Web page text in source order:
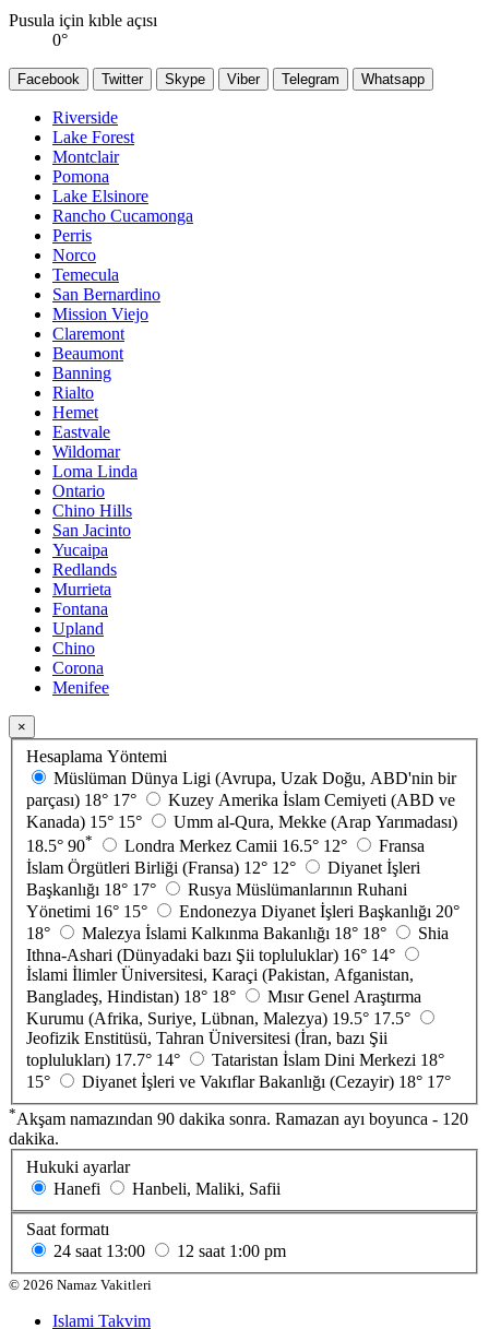
Pusula için kıble açısı
0°
Facebook Twitter Skype Viber Telegram Whatsapp
Riverside
Lake Forest
Montclair
Pomona
Lake Elsinore
Rancho Cucamonga
Perris
Norco
Temecula
San Bernardino
Mission Viejo
Claremont
Beaumont
Banning
Rialto
Hemet
Eastvale
Wildomar
Loma Linda
Ontario
Chino Hills
San Jacinto
Yucaipa
Redlands
Murrieta
Fontana
Upland
Chino
Corona
Menifee
×
Hesaplama Yöntemi
Müslüman Dünya Ligi (Avrupa, Uzak Doğu, ABD'nin bir
parçası) 18° 17°
Kuzey Amerika İslam Cemiyeti (ABD ve
Kanada) 15° 15°
Umm al-Qura, Mekke (Arap Yarımadası)
18.5° 90* Londra Merkez Camii 16.5° 12°
Fransa
İslam Örgütleri Birliği (Fransa) 12° 12°
Diyanet İşleri
Başkanlığı 18° 17°
Rusya Müslümanlarının Ruhani
Yönetimi 16° 15° Endonezya Diyanet İşleri Başkanlığı 20°
18°
Malezya İslami Kalkınma Bakanlığı 18° 18°
Shia
Ithna-Ashari (Dünyadaki bazı Şii topluluklar) 16° 14°
İslami İlimler Üniversitesi, Karaçi (Pakistan, Afganistan,
Bangladeş, Hindistan) 18° 18°
Mısır Genel Araştırma
Kurumu (Afrika, Suriye, Lübnan, Malezya) 19.5° 17.5°
Jeofizik Enstitüsü, Tahran Üniversitesi (İran, bazı Şii
toplulukları) 17.7° 14° Tataristan İslam Dini Merkezi 18°
15°
Diyanet İşleri ve Vakıflar Bakanlığı (Cezayir) 18° 17°
*Akşam namazından 90 dakika sonra. Ramazan ayı boyunca - 120
dakika.
Hukuki ayarlar
Hanefi
Hanbeli, Maliki, Safii
Saat formatı
24 saat 13:00 12 saat 1:00 pm
© 2026 Namaz Vakitleri
Islami Takvim